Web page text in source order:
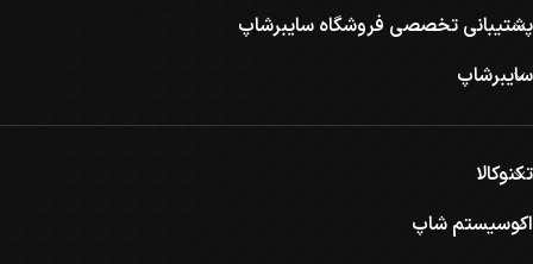
پشتیبانی تخصصی فروشگاه سایبرشاپ
سایبرشاپ
تکنوکالا
اکوسیستم شاپ